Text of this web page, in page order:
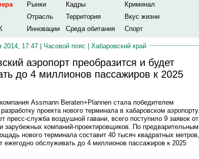
Рынки Кадры
Криминал
Отрасль Территория
Вкус жизни
Инновации Среда обитания Спорт
2014, 17:47 | Часовой пояс | Хабаровский край
аэропорт преобразится и будет
до 4 миллионов пассажиров к 2025
Assmann Beraten+Plannen стала победителем
проекта нового терминала в хабаровском аэропорту.
пресс-служба воздушной гавани, всего поступило 9 заявок от
зарубежных компаний-проектировщиков. По предварительным
нового терминала составит 40 тысяч квадратных метров,
ежегодно обслуживать до 4 миллионов пассажиров к 2025